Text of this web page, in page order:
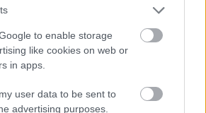
to enable storage
like cookies on web or
in apps.
user data to be sent to
advertising purposes.
képes megújulni
szerepét betölteni,
körülmények között.